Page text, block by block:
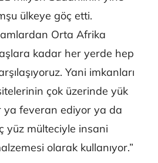
ülkeye göç etti.
Orta Afrika
kadar her yerde hep
Yani imkanları
çok üzerinde yük
ya feveran ediyor ya da
yüz mülteciyle insani
olarak kullanıyor.”